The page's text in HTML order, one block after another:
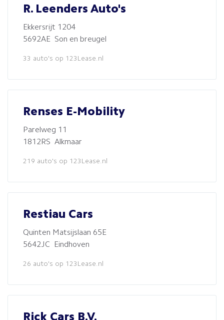
R. Leenders Auto's
Ekkersrijt 1204
5692AE Son en breugel
33 auto's op 123Lease.nl
Renses E-Mobility
Parelweg 11
1812RS Alkmaar
219 auto's op 123Lease.nl
Restiau Cars
Quinten Matsijslaan 65E
5642JC Eindhoven
26 auto's op 123Lease.nl
Rick Cars B.V.